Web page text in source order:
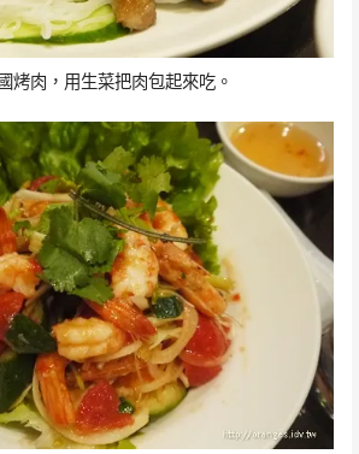
烤肉，用生菜把肉包起來吃。